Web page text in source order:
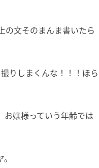
の文そのまんま書いたら
りしまくんな！！！ほら
お嬢様っていう年齢では